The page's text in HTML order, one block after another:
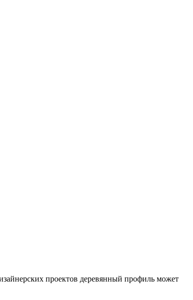
проектов деревянный профиль может